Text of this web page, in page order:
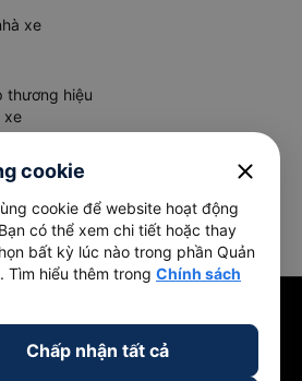
xe
thương hiệu
xe
LÝ HÀNG HOÁ
lý hàng hoá
hoá
cookie close
cookie để website hoạt động
có thể xem chi tiết hoặc thay
bất kỳ lúc nào trong phần Quản
Tìm hiểu thêm trong Chính sách
Chấp nhận tất cả